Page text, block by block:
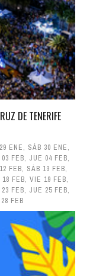
DE TENERIFE
ENE, SÁB 30 ENE,
FEB, JUE 04 FEB,
FEB, SÁB 13 FEB,
FEB, VIE 19 FEB,
FEB, JUE 25 FEB,
FEB